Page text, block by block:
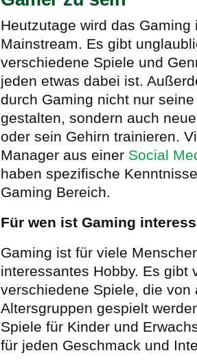
Heutzutage wird das Gaming
Mainstream. Es gibt
verschiedene Spiele und
jeden etwas dabei ist.
durch Gaming nicht nur
gestalten, sondern auch
oder sein Gehirn trainieren.
Manager aus einer Social
haben spezifische
Gaming Bereich.
Für wen ist Gaming
Gaming ist für viele
interessantes Hobby. Es gibt
verschiedene Spiele, die von
Altersgruppen gespielt
Spiele für Kinder und
für jeden Geschmack und